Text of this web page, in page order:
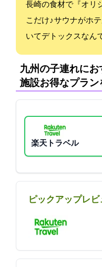
長崎の食材で『オリジ
こだけ♪ サウナがホ
いてデトックスなん
九州の子連れに
施設:お得なプラ
楽天トラベル
ピックアップレビ